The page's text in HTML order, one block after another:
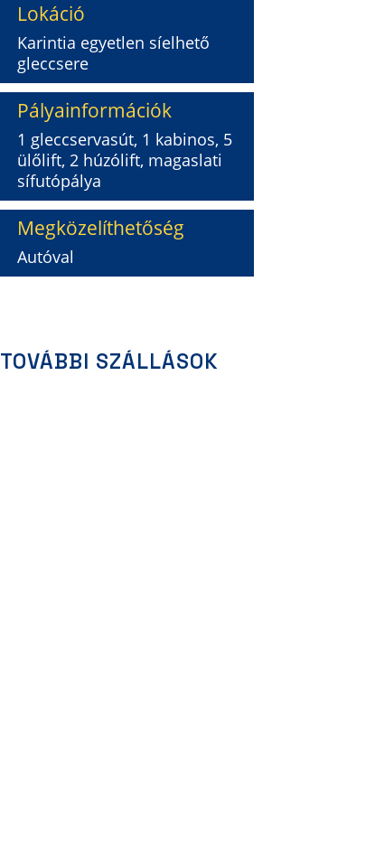
Lokáció
Karintia egyetlen síelhető
gleccsere
Pályainformációk
1 gleccservasút, 1 kabinos, 5
ülőlift, 2 húzólift, magaslati
sífutópálya
Megközelíthetőség
Autóval
TOVÁBBI SZÁLLÁSOK